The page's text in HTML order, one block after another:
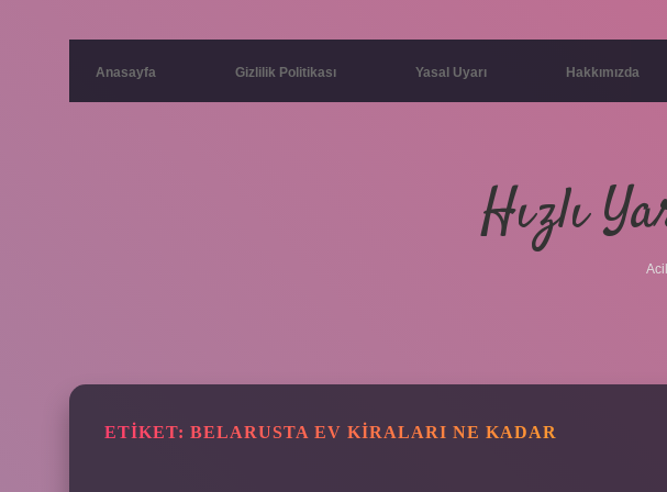
Anasayfa Gizlilik Politikası Yasal Uyarı Hakkımızda
Hızlı
ETIKET: BELARUSTA EV KIRALARI NE KADAR